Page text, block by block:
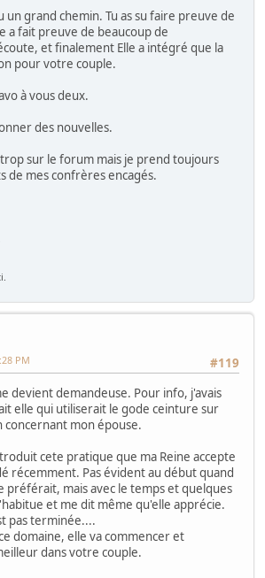
un grand chemin. Tu as su faire preuve de
a fait preuve de beaucoup de
et finalement Elle a intégré que la
pour votre couple.
à vous deux.
des nouvelles.
sur le forum mais je prend toujours
de mes confrères encagés.
#119
PM
devient demandeuse. Pour info, j'avais
elle qui utiliserait le gode ceinture sur
mon épouse.
cete pratique que ma Reine accepte
récemment. Pas évident au début quand
préférait, mais avec le temps et quelques
et me dit même qu'elle apprécie.
pas terminée....
domaine, elle va commencer et
dans votre couple.